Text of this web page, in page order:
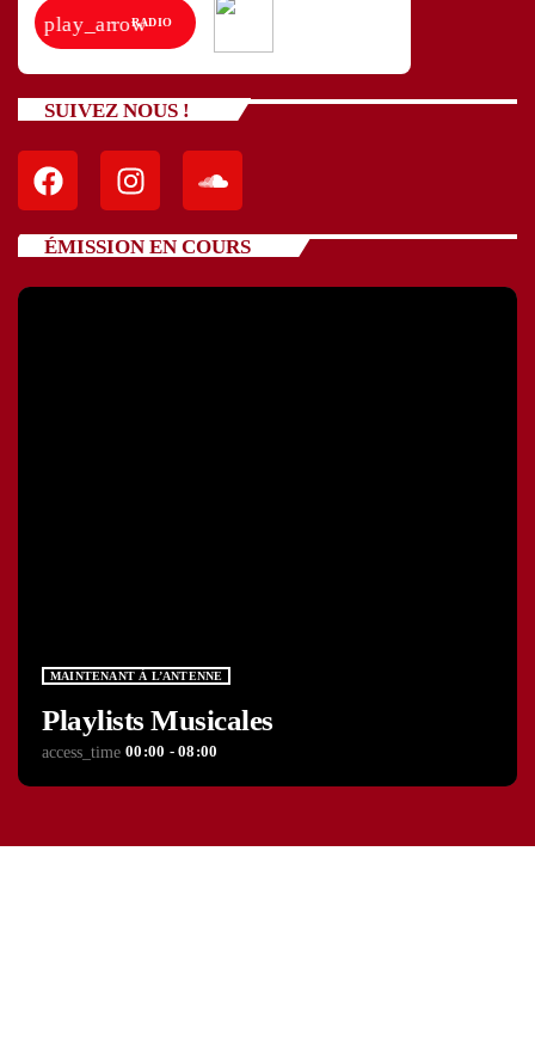
play_arrowRADIO
SUIVEZ NOUS !
ÉMISSION EN COURS
MAINTENANT À L’ANTENNE
Playlists Musicales
access_time 00:00 - 08:00